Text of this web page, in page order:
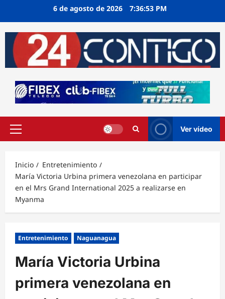
6 de agosto de 2026 7:36:53 PM
Menú
Ver vídeo
Inicio
Entretenimiento
María Victoria Urbina primera venezolana en participar
en el Mrs Grand International 2025 a realizarse en
Myanma
Entretenimiento Naguanagua
María Victoria Urbina
primera venezolana en